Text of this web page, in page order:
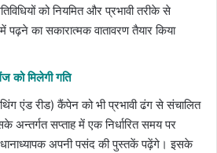
को नियमित और प्रभावी तरीके से
पढ़ने का सकारात्मक वातावरण तैयार किया
को मिलेगी गति
एंड रीड) कैंपेन को भी प्रभावी ढंग से संचालित
अन्तर्गत सप्ताह में एक निर्धारित समय पर
अपनी पसंद की पुस्तकें पढ़ेंगे। इसके